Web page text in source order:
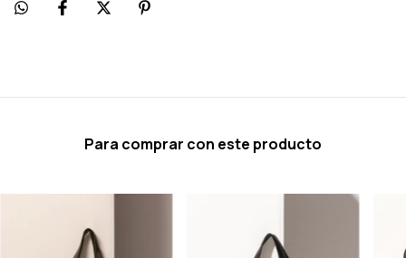
Para comprar con este producto